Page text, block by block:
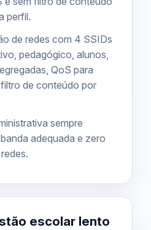
perfil.
de redes com 4 SSIDs
pedagógico, alunos,
QoS para
de conteúdo por
sempre
adequada e zero
escolar lento